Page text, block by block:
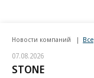
Новости компаний Все
07.08.2026
STONE